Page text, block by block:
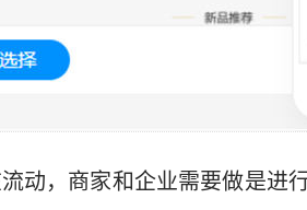
动，商家和企业需要做是进